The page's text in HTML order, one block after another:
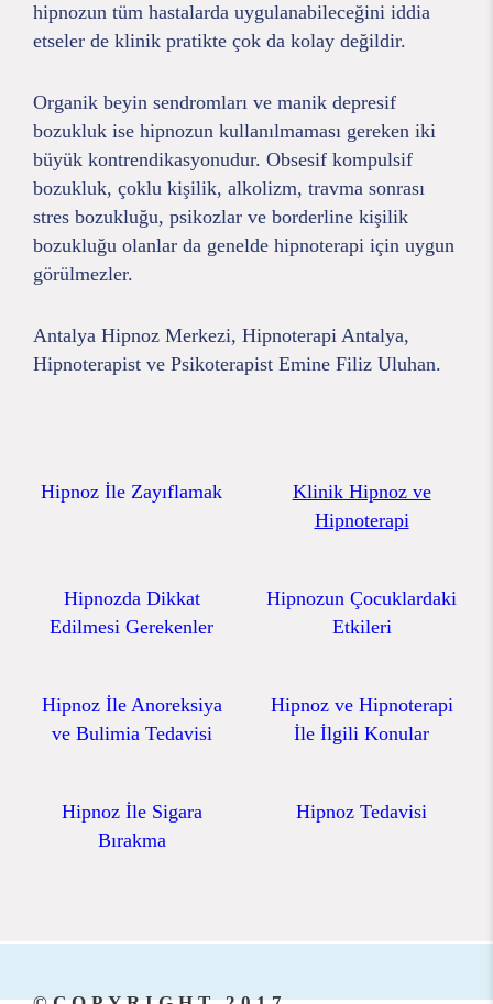
hipnozun tüm hastalarda uygulanabileceğini iddia
etseler de klinik pratikte çok da kolay değildir.
Organik beyin sendromları ve manik depresif
bozukluk ise hipnozun kullanılmaması gereken iki
büyük kontrendikasyonudur. Obsesif kompulsif
bozukluk, çoklu kişilik, alkolizm, travma sonrası
stres bozukluğu, psikozlar ve borderline kişilik
bozukluğu olanlar da genelde hipnoterapi için uygun
görülmezler.
Antalya Hipnoz Merkezi, Hipnoterapi Antalya,
Hipnoterapist ve Psikoterapist Emine Filiz Uluhan.
Hipnoz İle Zayıflamak
Klinik Hipnoz ve
Hipnoterapi
Hipnozda Dikkat
Edilmesi Gerekenler
Hipnozun Çocuklardaki
Etkileri
Hipnoz İle Anoreksiya
ve Bulimia Tedavisi
Hipnoz ve Hipnoterapi
İle İlgili Konular
Hipnoz İle Sigara
Bırakma
Hipnoz Tedavisi